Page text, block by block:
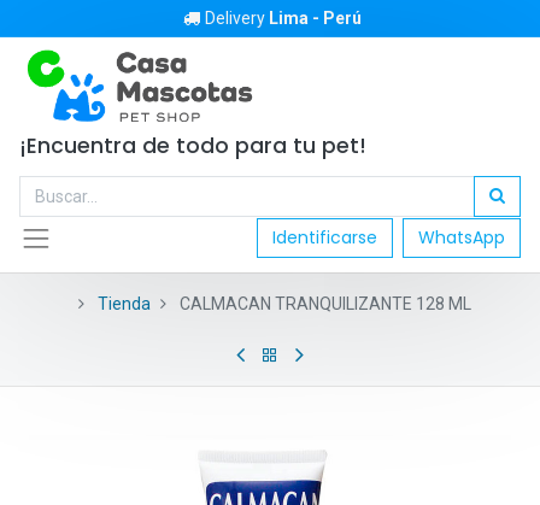
Delivery Lima - Perú
¡Encuentra de todo para tu pet!
Identificarse WhatsApp
Tienda CALMACAN TRANQUILIZANTE 128 ML